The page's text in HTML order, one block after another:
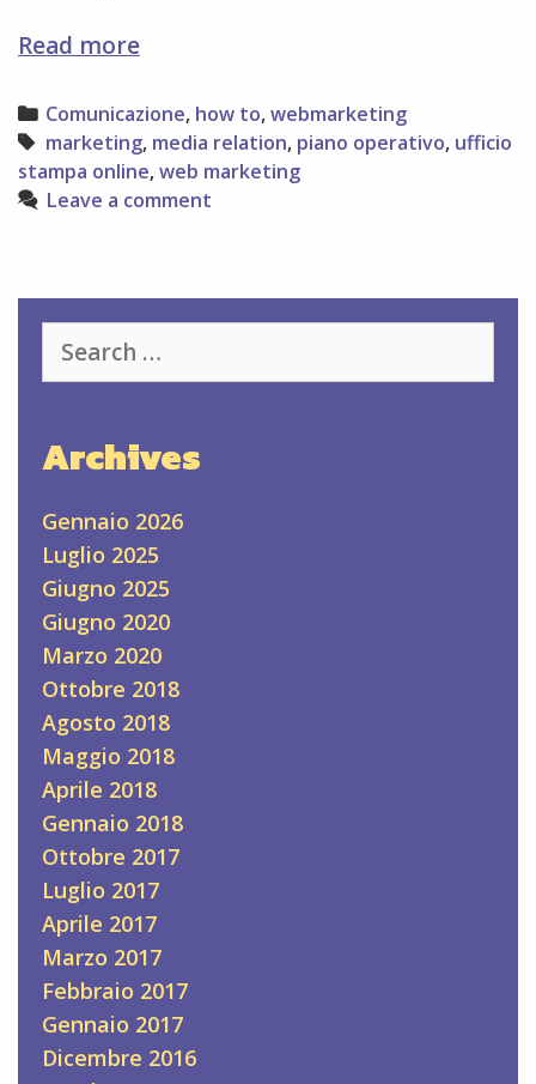
Read more6
per
un
piano
di
web
Categories
Comunicazione, how to,webmarketing
Tags
marketing, media relation, piano operativo, ufficio
stampa online,web marketing
Leave a comment
for:
Archives
Gennaio 2026
Luglio 2025
Giugno 2025
Giugno 2020
Marzo 2020
Ottobre 2018
Agosto 2018
Maggio 2018
Aprile 2018
Gennaio 2018
Ottobre 2017
Luglio 2017
Aprile 2017
Marzo 2017
Febbraio 2017
Gennaio 2017
Dicembre 2016